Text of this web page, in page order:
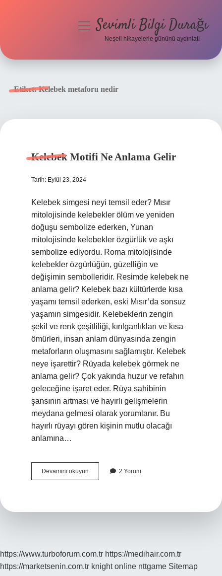
menüyüSevimli Bilgi Durağı
Neşeli hikayelerle gününü aydınlat!
Etiket:Kelebek metaforu nedir
Kelebek Motifi Ne Anlama Gelir
Tarih: Eylül 23, 2024
Kelebek simgesi neyi temsil eder? Mısır
mitolojisinde kelebekler ölüm ve yeniden
doğuşu sembolize ederken, Yunan
mitolojisinde kelebekler özgürlük ve aşkı
sembolize ediyordu. Roma mitolojisinde
kelebekler özgürlüğün, güzelliğin ve
değişimin sembolleridir. Resimde kelebek ne
anlama gelir? Kelebek bazı kültürlerde kısa
yaşamı temsil ederken, eski Mısır’da sonsuz
yaşamın simgesidir. Kelebeklerin zengin
şekil ve renk çeşitliliği, kırılganlıkları ve kısa
ömürleri, insan anlam dünyasında zengin
metaforların oluşmasını sağlamıştır. Kelebek
neye işarettir? Rüyada kelebek görmek ne
anlama gelir? Çok yakında huzur ve refahın
geleceğine işaret eder. Rüya sahibinin
şansının artması ve hayırlı gelişmelerin
meydana gelmesi olarak yorumlanır. Bu
hayırlı rüyayı gören kişinin mutlu olacağı
anlamına…
Devamını okuyun Kelebek
Motifi
2 Yorum
https://www.turboforum.com.tr https://medihair.com.tr
https://marketsenin.com.tr knight online nttgame Sitemap